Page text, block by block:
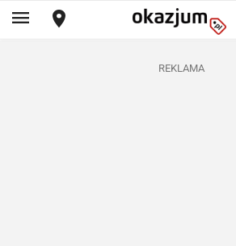
REKLAMA